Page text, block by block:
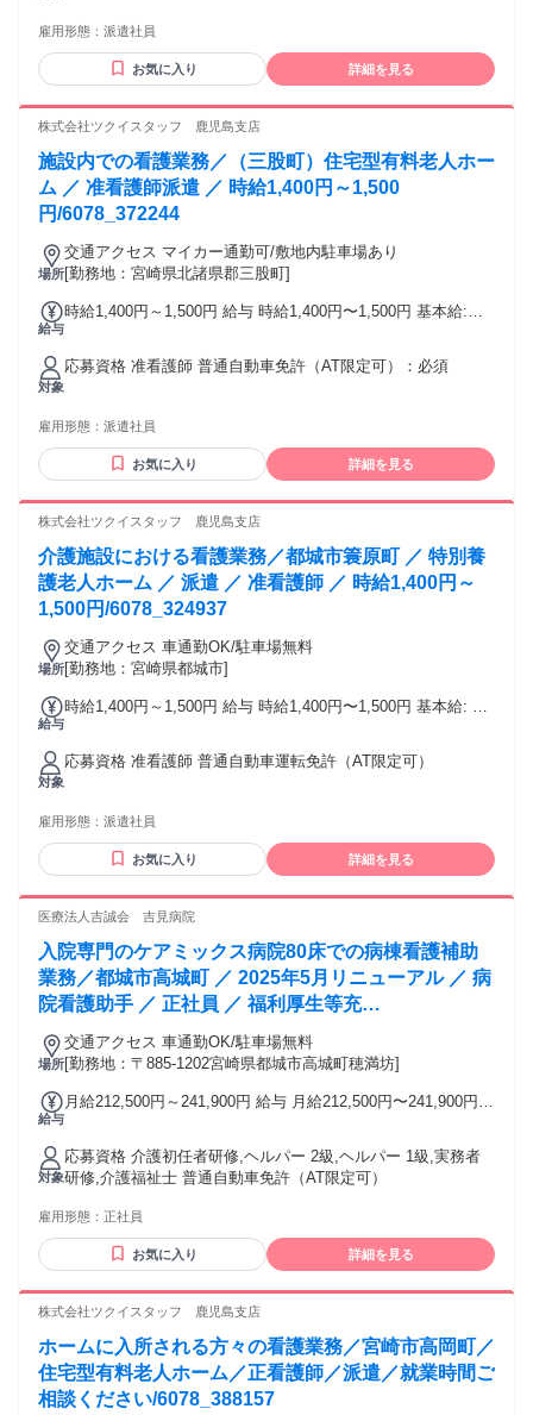
（支払い方法）: 月末締め・翌月15日支払い 銀行振込
雇用形態： 派遣社員
お気に入り 詳細を見る
株式会社ツクイスタッフ 鹿児島支店
施設内での看護業務／（三股町）住宅型有料老人ホー
ム ／ 准看護師派遣 ／ 時給1,400円～1,500
円/6078_372244
場所
交通アクセス マイカー通勤可/敷地内駐車場あり
[勤務地：宮崎県北諸県郡三股町]
給与
時給1,400円～1,500円 給与 時給1,400円〜1,500円 基本給:
25%割増(休憩時間除く) 夜勤手当別途6,000円/回支給 所定外
手当 年末年始手当 給与詳細: 経験を考慮の上決定 賞与（前年
日・支払日（支払い方法）: 月末締め・翌月15日支払い 銀行
対象
応募資格 准看護師 普通自動車免許（AT限定可）：必須
雇用形態： 派遣社員
お気に入り 詳細を見る
株式会社ツクイスタッフ 鹿児島支店
介護施設における看護業務／都城市簑原町 ／ 特別養
護老人ホーム ／ 派遣 ／ 准看護師 ／ 時給1,400円～
1,500円/6078_324937
場所
交通アクセス 車通勤OK/駐車場無料
[勤務地：宮崎県都城市]
給与
時給1,400円～1,500円 給与 時給1,400円〜1,500円 基本給: 准
手当 給与詳細: 経験を考慮の上決定 賞与（前年度実績）: 無し
昇給（前年度実績）: あり：実績による 締日・支払日（支払
対象
応募資格 准看護師 普通自動車運転免許（AT限定可）
雇用形態： 派遣社員
お気に入り 詳細を見る
医療法人吉誠会 吉見病院
入院専門のケアミックス病院80床での病棟看護補助
業務／都城市高城町 ／ 2025年5月リニューアル ／ 病
院看護助手 ／ 正社員 ／ 福利厚生等充
実/6078_101867
場所
交通アクセス 車通勤OK/駐車場無料
[勤務地：〒885-1202宮崎県都城市高城町穂満坊]
給与
月給212,500円～241,900円 給与 月給212,500円〜241,900円
35,200円 その他手当: ・準夜手当：4,000円/回（月3回～4回）
・深夜手当：5,500円/回（月3回～4回） 給与詳細: 経験・能
力・資格によって調整 総支給は準夜勤・深夜勤をそれぞれ月3
回～4回入った場合の手当を含む 賞与（前年度実績）: 計2.70
（支払い方法）: 20日締め・当月25日支払い 銀行振込
対象
応募資格 介護初任者研修,ヘルパー 2級,ヘルパー 1級,実務者
研修,介護福祉士 普通自動車免許（AT限定可）
雇用形態： 正社員
お気に入り 詳細を見る
株式会社ツクイスタッフ 鹿児島支店
ホームに入所される方々の看護業務／宮崎市高岡町／
住宅型有料老人ホーム／正看護師／派遣／就業時間ご
相談ください/6078_388157